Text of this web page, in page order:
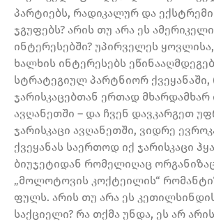
პარტიებს, რადიკალურ და
ჯგუფებს? არის თუ არა ეს
ინტერესებში? უპირველეს
ხალხის ინტერესებს
სტრატეგიულ პარტნიორ
ჯარისკაცებთან ერთად მხარდამხარ
ავღანეთში – და ჩვენ დავკარგეთ
ჯარისკაცი ავღანეთში, ვიდრე
ქვეყანას საერთოდ იქ ჯარისკაცი
ბიუჯეტიდან რომელიღაც
„მოლოტოვის კოქტეილის“
ფულს. არის თუ არა ეს
საქციელი? რა თქმა უნდა, ეს არ არის